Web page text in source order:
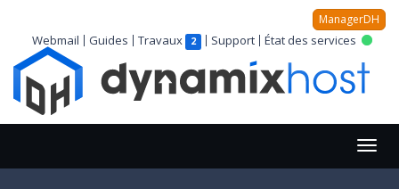
ManagerDH
Webmail Guides Travaux 2 Support État des services